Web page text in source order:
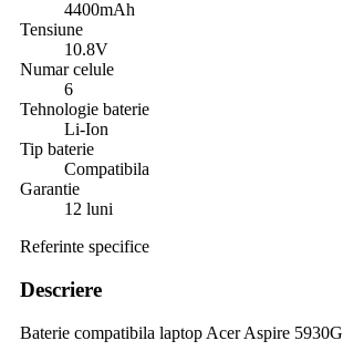
4400mAh
Tensiune
10.8V
Numar celule
6
Tehnologie baterie
Li-Ion
Tip baterie
Compatibila
Garantie
12 luni
Referinte specifice
Descriere
Baterie compatibila laptop Acer Aspire 5930G